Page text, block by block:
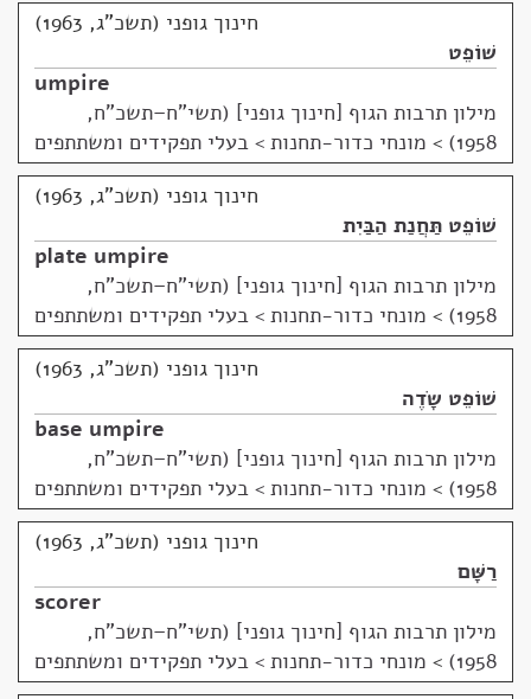
חינוך גופני (תשכ"ג, 1963)
שׁוֹפֵט
umpire
מילון תרבות הגוף [חינוך גופני] (תשי"ח–תשכ"ח,
1958)
> מונחי כדור-תחנות > בעלי תפקידים ומשתתפים
חינוך גופני (תשכ"ג, 1963)
שׁוֹפֵט תַּחֲנַת הַבַּיִת
plate umpire
מילון תרבות הגוף [חינוך גופני] (תשי"ח–תשכ"ח,
1958)
> מונחי כדור-תחנות > בעלי תפקידים ומשתתפים
חינוך גופני (תשכ"ג, 1963)
שׁוֹפֵט שָׂדֶה
base umpire
מילון תרבות הגוף [חינוך גופני] (תשי"ח–תשכ"ח,
1958)
> מונחי כדור-תחנות > בעלי תפקידים ומשתתפים
חינוך גופני (תשכ"ג, 1963)
רַשָּׁם
scorer
מילון תרבות הגוף [חינוך גופני] (תשי"ח–תשכ"ח,
1958)
> מונחי כדור-תחנות > בעלי תפקידים ומשתתפים